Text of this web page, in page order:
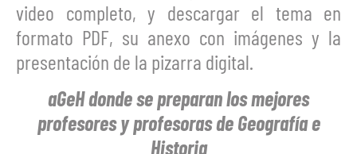
video completo, y descargar el tema en
formato PDF, su anexo con imágenes y la
presentación de la pizarra digital.
aGeH donde se preparan los mejores
profesores y profesoras de Geografía e
Historia